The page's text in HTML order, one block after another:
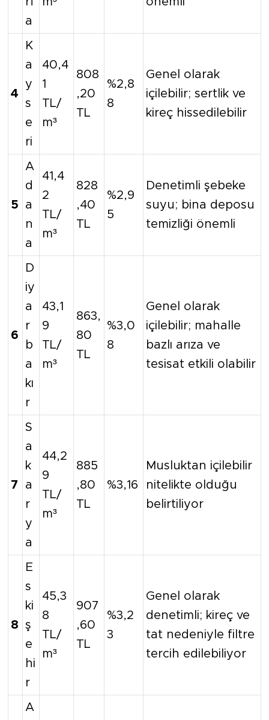
a
4
K
a
y
s
e
ri
40,4
1
TL/
m³
808
,20
TL
%2,8
8
Genel olarak
içilebilir; sertlik ve
kireç hissedilebilir
5
A
d
a
n
a
41,4
2
TL/
m³
828
,40
TL
%2,9
5
Denetimli şebeke
suyu; bina deposu
temizliği önemli
6
D
iy
a
r
b
a
kı
r
43,1
9
TL/
m³
863,
80
TL
%3,0
8
Genel olarak
içilebilir; mahalle
bazlı arıza ve
tesisat etkili olabilir
7
S
a
k
a
r
y
a
44,2
9
TL/
m³
885
,80
TL
%3,16
Musluktan içilebilir
nitelikte olduğu
belirtiliyor
8
E
s
ki
ş
e
hi
r
45,3
8
TL/
m³
907
,60
TL
%3,2
3
Genel olarak
denetimli; kireç ve
tat nedeniyle filtre
tercih edilebiliyor
A